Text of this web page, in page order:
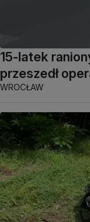
15-latek
przeszedł
WROCŁAW